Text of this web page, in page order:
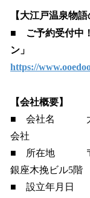
【大江戸温泉物
■ ご予約受付中
ン」
https://
【会社概要】
■ 会社名 大江
会社
■ 所在地 〒
銀座木挽ビル5階
■ 設立年月日